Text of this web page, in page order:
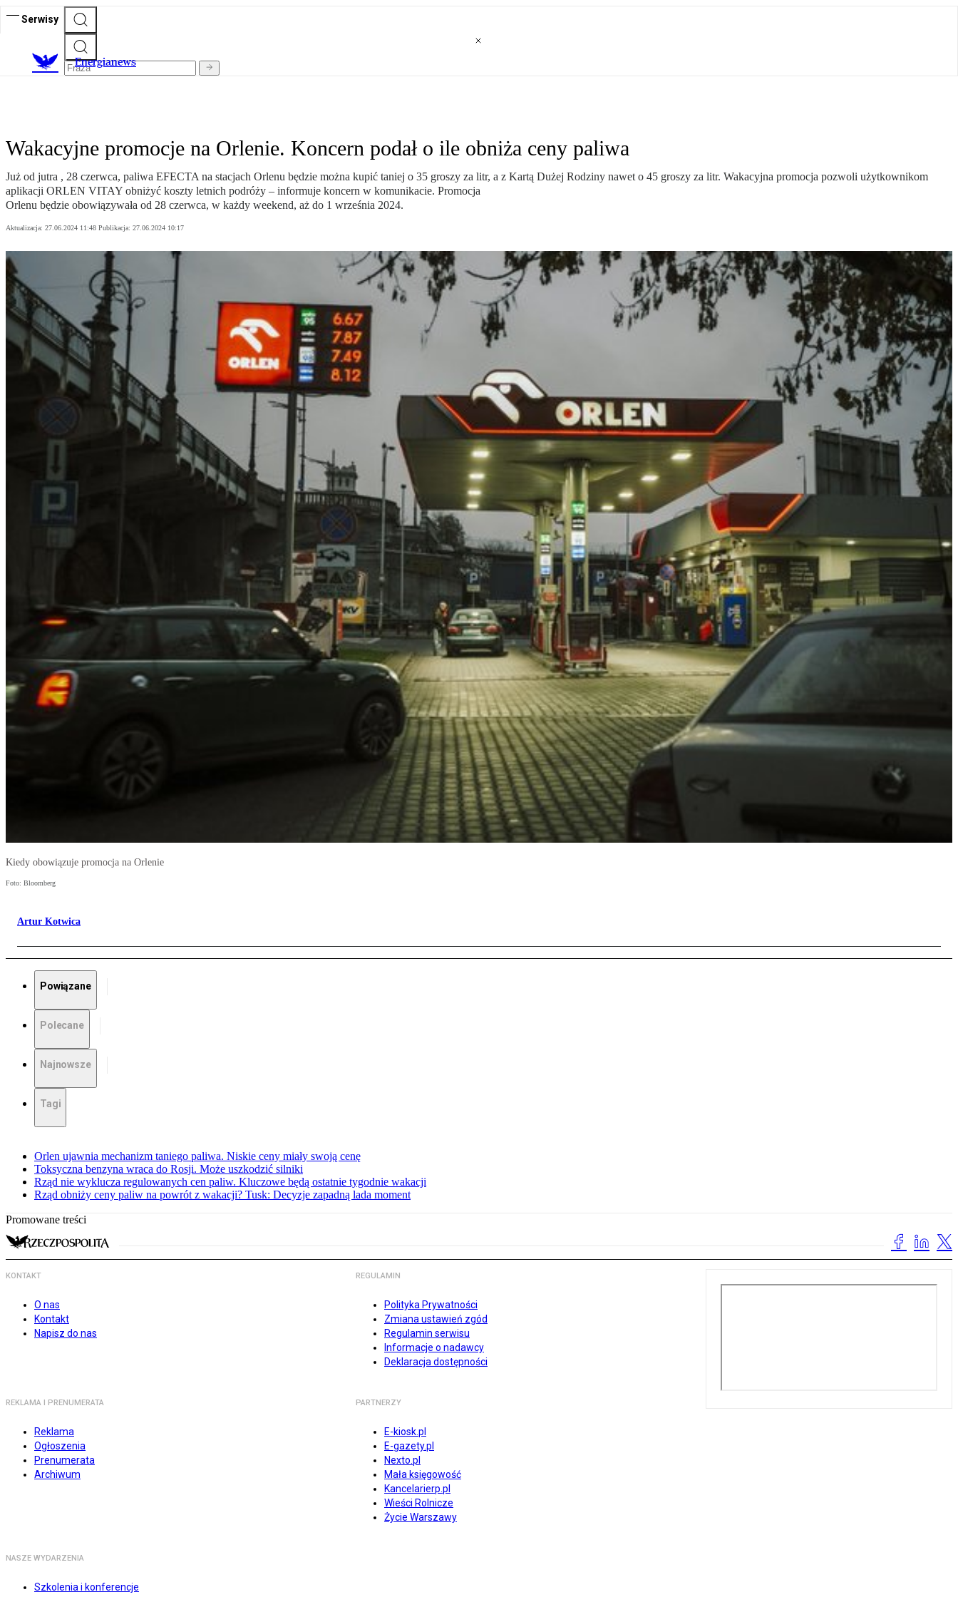
Serwisy
Energianews
Wakacyjne promocje na Orlenie. Koncern podał o ile obniża ceny paliwa
Już od jutra , 28 czerwca, paliwa EFECTA na stacjach Orlenu będzie można kupić taniej o 35 groszy za litr, a z Kartą Dużej Rodziny nawet o 45 groszy za litr. Wakacyjna promocja pozwoli użytkownikom
aplikacji ORLEN VITAY obniżyć koszty letnich podróży – informuje koncern w komunikacie. Promocja
Orlenu będzie obowiązywała od 28 czerwca, w każdy weekend, aż do 1 września 2024.
Aktualizacja: 27.06.2024 11:48 Publikacja: 27.06.2024 10:17
Kiedy obowiązuje promocja na Orlenie
Foto: Bloomberg
Artur Kotwica
Powiązane
Polecane
Najnowsze
Tagi
Orlen ujawnia mechanizm taniego paliwa. Niskie ceny miały swoją cenę
Toksyczna benzyna wraca do Rosji. Może uszkodzić silniki
Rząd nie wyklucza regulowanych cen paliw. Kluczowe będą ostatnie tygodnie wakacji
Rząd obniży ceny paliw na powrót z wakacji? Tusk: Decyzje zapadną lada moment
Promowane treści
KONTAKT
O nas
Kontakt
Napisz do nas
REGULAMIN
Polityka Prywatności
Zmiana ustawień zgód
Regulamin serwisu
Informacje o nadawcy
Deklaracja dostępności
REKLAMA I PRENUMERATA
Reklama
Ogłoszenia
Prenumerata
Archiwum
PARTNERZY
E-kiosk.pl
E-gazety.pl
Nexto.pl
Mała księgowość
Kancelarierp.pl
Wieści Rolnicze
Życie Warszawy
NASZE WYDARZENIA
Szkolenia i konferencje